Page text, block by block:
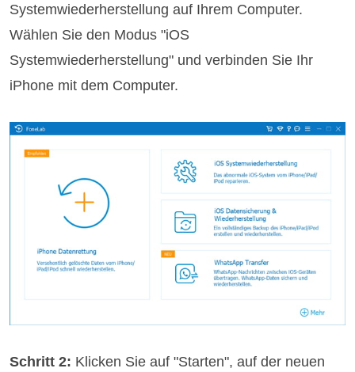
Systemwiederherstellung auf Ihrem Computer.
Wählen Sie den Modus "iOS
Systemwiederherstellung" und verbinden Sie Ihr
iPhone mit dem Computer.
Schritt 2: Klicken Sie auf "Starten", auf der neuen